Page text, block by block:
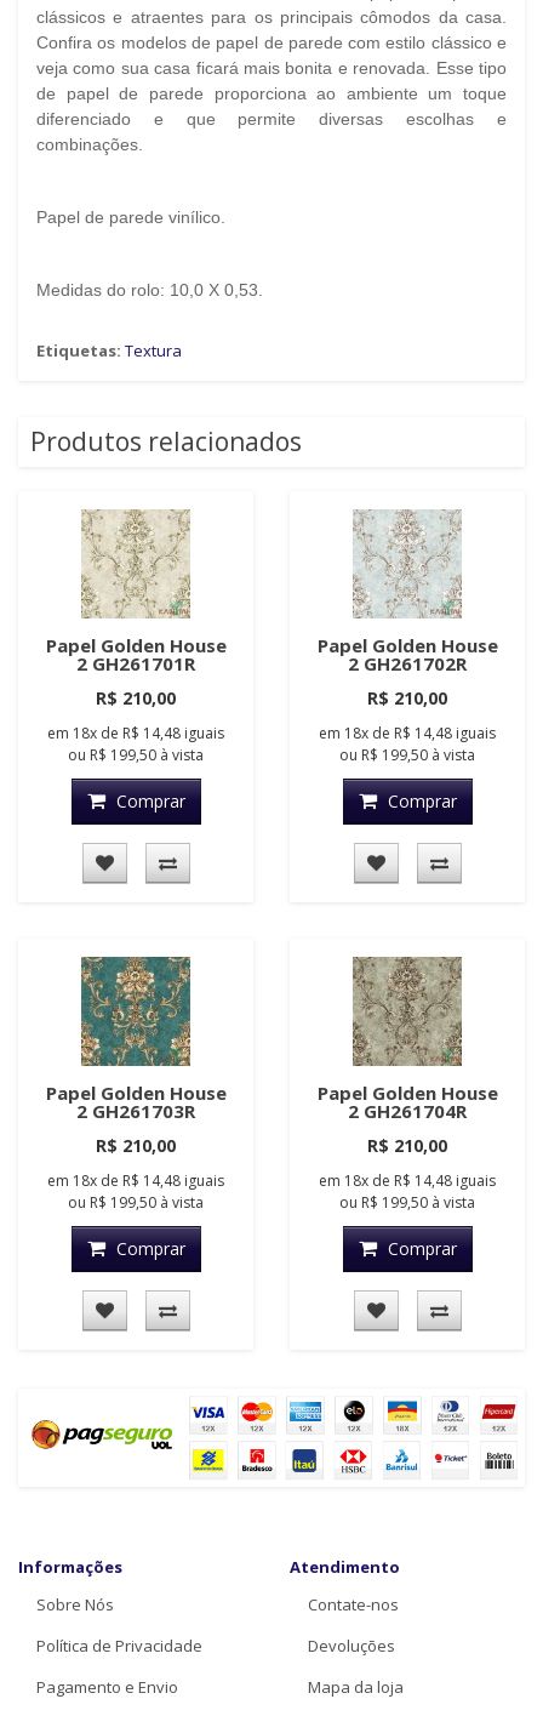
clássicos e atraentes para os principais cômodos da casa.
Confira os modelos de papel de parede com estilo clássico e
veja como sua casa ficará mais bonita e renovada. Esse tipo
de papel de parede proporciona ao ambiente um toque
diferenciado e que permite diversas escolhas e
combinações.
Papel de parede vinílico.
Medidas do rolo: 10,0 X 0,53.
Etiquetas: Textura
Produtos relacionados
Papel Golden House
2 GH261701R
R$ 210,00
em 18x de R$ 14,48 iguais
ou R$ 199,50 à vista
Comprar
Papel Golden House
2 GH261702R
R$ 210,00
em 18x de R$ 14,48 iguais
ou R$ 199,50 à vista
Comprar
Papel Golden House
2 GH261703R
R$ 210,00
em 18x de R$ 14,48 iguais
ou R$ 199,50 à vista
Comprar
Papel Golden House
2 GH261704R
R$ 210,00
em 18x de R$ 14,48 iguais
ou R$ 199,50 à vista
Comprar
Informações
Sobre Nós
Política de Privacidade
Pagamento e Envio
Atendimento
Contate-nos
Devoluções
Mapa da loja